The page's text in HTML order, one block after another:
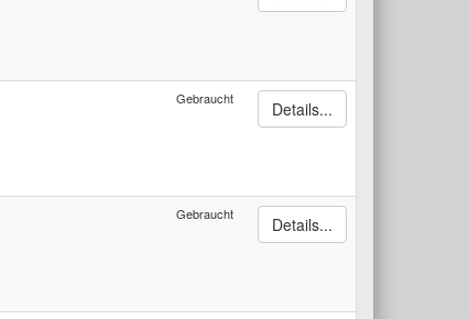
Gebraucht Details...
Gebraucht Details...